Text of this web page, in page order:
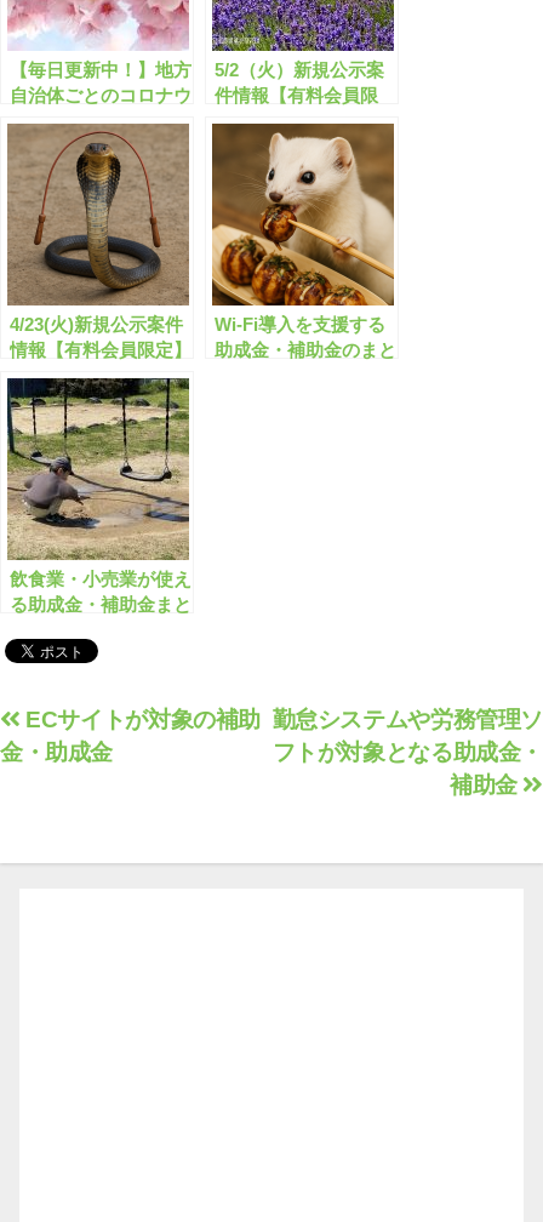
【毎日更新中！】地方
自治体ごとのコロナウ
イルスに関する助成金
速報!!【有料会員限
定】
5/2（火）新規公示案
件情報【有料会員限
定】
4/23(火)新規公示案件
情報【有料会員限定】
Wi-Fi導入を支援する
助成金・補助金のまと
飲食業・小売業が使え
る助成金・補助金まと
冬版】【有料会員限
投
稿
ゲ
勤怠システムや労務管理ソ
フトが対象となる助成金・
補助金
ECサイトが対象の補助
金・助成金